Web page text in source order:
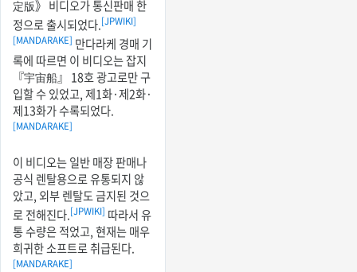
定版》 비디오가 통신판매 한
정으로 출시되었다.[JPWIKI]
[MANDARAKE] 만다라케 경매 기
록에 따르면 이 비디오는 잡지
『宇宙船』 18호 광고로만 구
입할 수 있었고, 제1화·제2화·
제13화가 수록되었다.
[MANDARAKE]
이 비디오는 일반 매장 판매나
공식 렌탈용으로 유통되지 않
았고, 외부 렌탈도 금지된 것으
로 전해진다.[JPWIKI] 따라서 유
통 수량은 적었고, 현재는 매우
희귀한 소프트로 취급된다.
[MANDARAKE]